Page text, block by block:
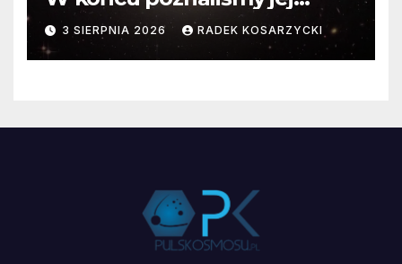
faktyczne wymiary
3 SIERPNIA 2026 RADEK KOSARZYCKI